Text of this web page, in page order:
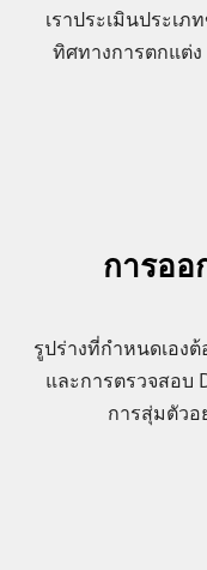
เราประเมินประเ
ทิศทางการตกแต่
การอ
รูปร่างที่กำหนดเอง
และการตรวจสอบ
การสุ่มตัวอ